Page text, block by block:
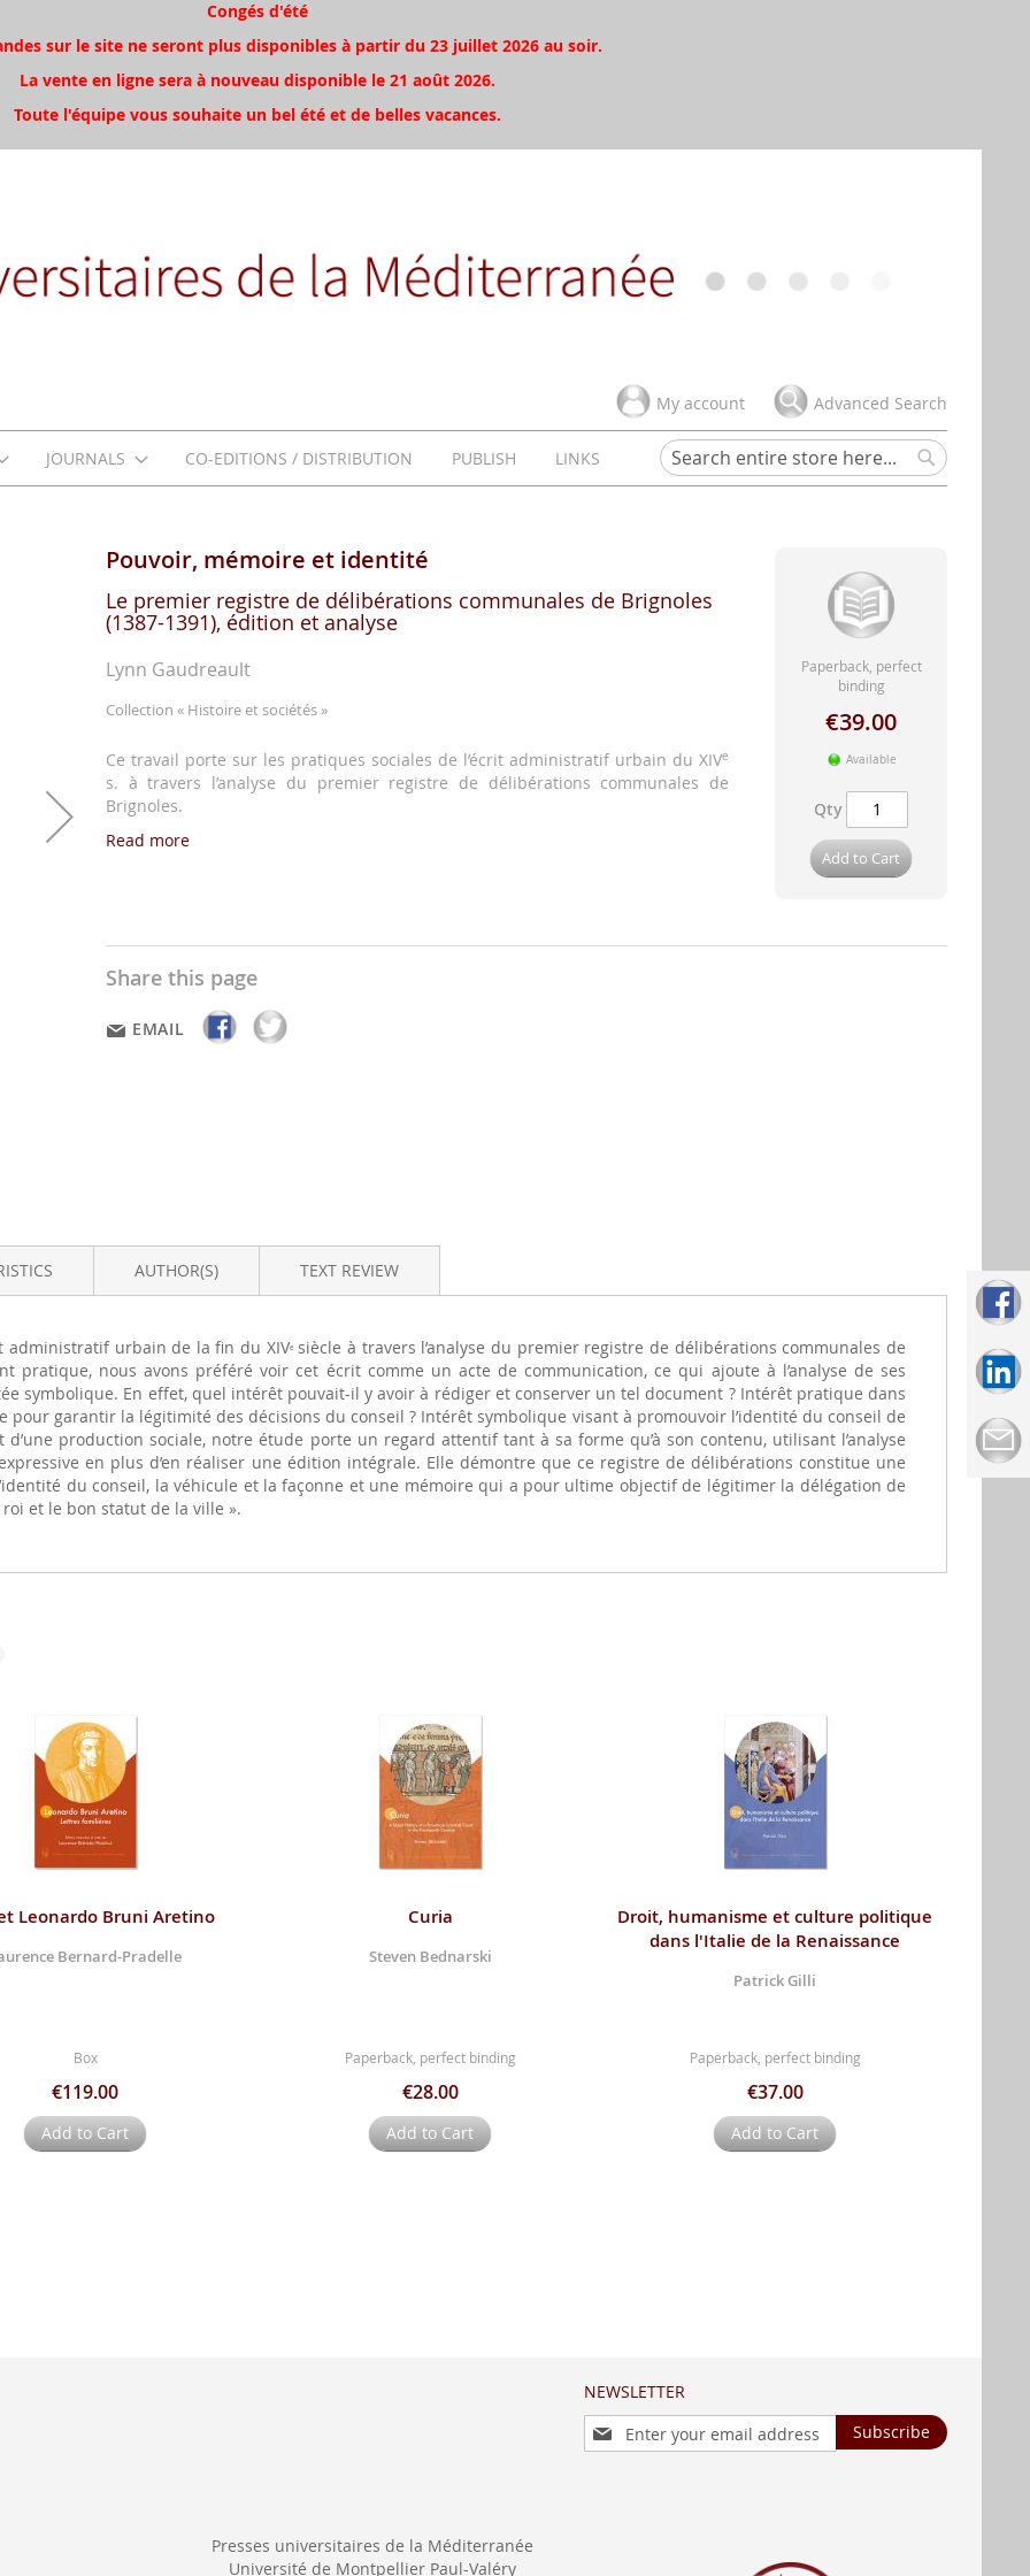
Congés d'été
sur le site ne seront plus disponibles à partir du 23 juillet 2026 au soir.
La vente en ligne sera à nouveau disponible le 21 août 2026.
Toute l'équipe vous souhaite un bel été et de belles vacances.
My account Advanced Search
JOURNALS CO-EDITIONS / DISTRIBUTION PUBLISH
LINKS
Search
Search
Pouvoir, mémoire et identité
Le premier registre de délibérations communales de Brignoles
(1387-1391), édition et analyse
Lynn Gaudreault
Collection « Histoire et sociétés »
Ce travail porte sur les pratiques sociales de l’écrit administratif urbain du XIVe
s. à travers l’analyse du premier registre de délibérations communales de
Brignoles.
Read more
Paperback, perfect
binding
€39.00
Available
Qty
Add to Cart
Share this page
EMAIL
administratif urbain de la fin du XIVesiècle à travers l’analyse du premier registre de délibérations communales de
pratique, nous avons préféré voir cet écrit comme un acte de communication, ce qui ajoute à l’analyse de ses
symbolique. En effet, quel intérêt pouvait-il y avoir à rédiger et conserver un tel document ? Intérêt pratique dans
garantir la légitimité des décisions du conseil ? Intérêt symbolique visant à promouvoir l’identité du conseil de
production sociale, notre étude porte un regard attentif tant à sa forme qu’à son contenu, utilisant l’analyse
en plus d’en réaliser une édition intégrale. Elle démontre que ce registre de délibérations constitue une
du conseil, la véhicule et la façonne et une mémoire qui a pour ultime objectif de légitimer la délégation de
et le bon statut de la ville ».
AUTHOR(S) TEXT REVIEW
Leonardo Bruni Aretino
Bernard-Pradelle
Box
€119.00
Add to Cart
Curia
Steven Bednarski
Paperback, perfect binding
€28.00
Add to Cart
Droit, humanisme et culture politique
dans l'Italie de la Renaissance
Patrick Gilli
Paperback, perfect binding
€37.00
Add to Cart
NEWSLETTER
Sign
Up
Subscribe
Presses universitaires de la Méditerranée
Université de Montpellier Paul-Valéry